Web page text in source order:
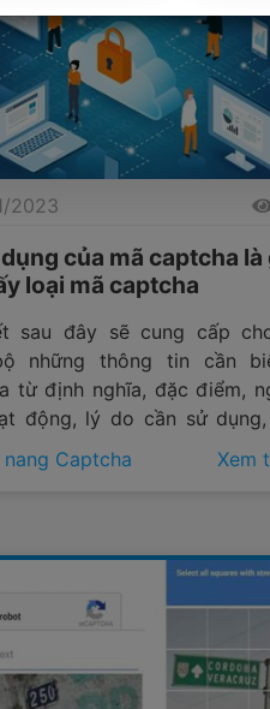
2023
của mã captcha là
loại mã captcha
sau đây sẽ cung cấp
những thông tin cần
từ định nghĩa, đặc điểm,
động, lý do cần sử dụng,
cho đến giới thiệu các
cấp, loại website cần
dụng của mã captcha là
nang Captcha Xem